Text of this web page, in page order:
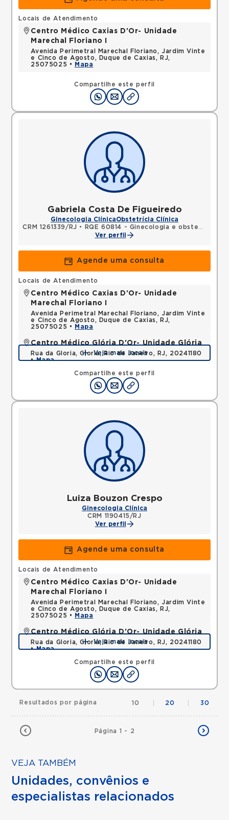
Compartilhe este perfil
Locais de Atendimento
Centro Médico Caxias D'Or- Unidade
Marechal Floriano I
Avenida Perimetral Marechal Floriano, Jardim Vinte
e Cinco de Agosto, Duque de Caxias, RJ,
25075025 •
Mapa
Gabriela Costa De Figueiredo
Ginecologia ClínicaObstetrícia Clínica
CRM 1261339/RJ •
RQE 60814 - Ginecologia e obstetrícia
Ver perfil
Agende uma consulta
Compartilhe este perfil
Locais de Atendimento
Centro Médico Caxias D'Or- Unidade
Marechal Floriano I
Avenida Perimetral Marechal Floriano, Jardim Vinte
e Cinco de Agosto, Duque de Caxias, RJ,
25075025 •
Mapa
Centro Médico Glória D'Or- Unidade Glória
Rua da Gloria, Gloria, Rio de Janeiro, RJ, 20241180
•Mapa
Veja mais locais
Luiza Bouzon Crespo
Ginecologia Clínica
CRM 1190415/RJ
Ver perfil
Agende uma consulta
Compartilhe este perfil
Locais de Atendimento
Centro Médico Caxias D'Or- Unidade
Marechal Floriano I
Avenida Perimetral Marechal Floriano, Jardim Vinte
e Cinco de Agosto, Duque de Caxias, RJ,
25075025 •
Mapa
Centro Médico Glória D'Or- Unidade Glória
Rua da Gloria, Gloria, Rio de Janeiro, RJ, 20241180
•Mapa
Veja mais locais
Página 1 - 2
Resultados por página 10 20 30
VEJA TAMBÉM
Unidades, convênios e
especialistas relacionados